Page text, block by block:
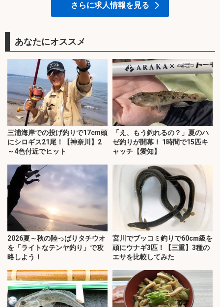
さらに求人情報を見る
あなたにオススメ
三浦海岸での投げ釣りで17cm頭
にシロギス21尾！【神奈川】2
～4色付近でヒット
「え、もう釣れるの？」夏のハ
ゼ釣りが開幕！ 1時間で15匹キ
ャッチ【愛知】
2026夏～秋の陸っぱりタチウオ
を「ライトなテンヤ釣り」で攻
略しよう！
宮川でブッコミ釣りで60cm級を
頭にウナギ3匹！【三重】3種の
エサを比較してみた